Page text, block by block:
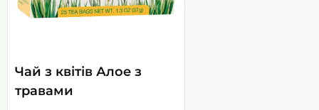
Чай з квітів Алое з
травами